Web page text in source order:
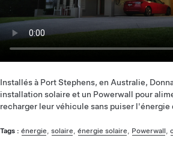
Installés à Port Stephens, en Australie,
installation solaire et un Powerwall pour
recharger leur véhicule sans puiser l'énergie
Tags : énergie, solaire, énergie solaire, Powerwall,